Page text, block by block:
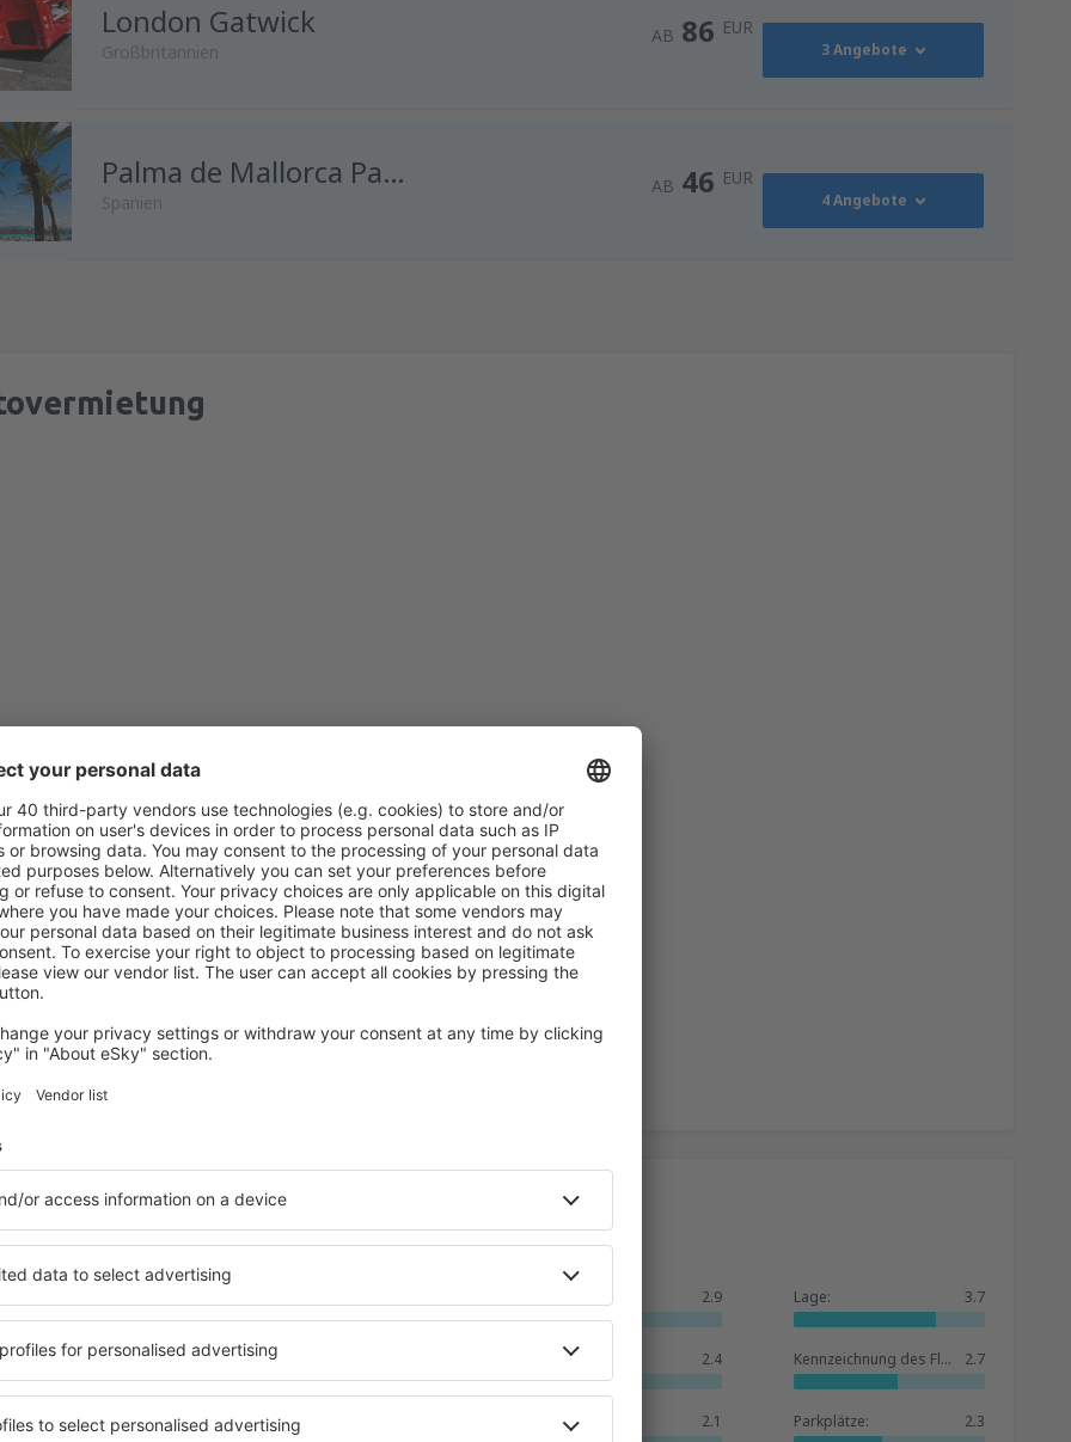
London Gatwick
Großbritannien
AB 86 EUR
3 Angebote
vonWien, Schwechat
Palma de Mallorca Palma de Mallorca Airport
Spanien
AB 46 EUR
4 Angebote
Abeid Amani Karume
Airport
auf der Grundlage von
2.9 Lage: 3.7
Warteraum: 2.4 Kennzeichnung des Flughafens: 2.7
Geschäfte: 2.1 Parkplätze: 2.3
2.7